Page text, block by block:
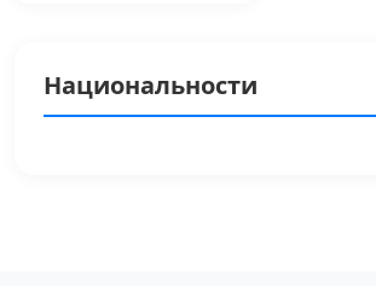
Национальности